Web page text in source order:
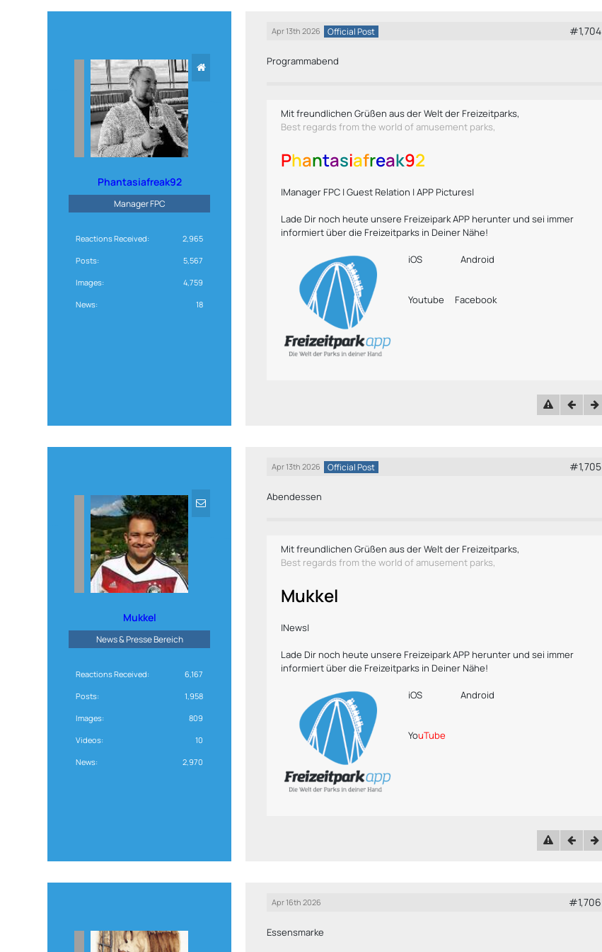
Phantasiafreak92
Manager FPC
Reactions Received 2,965
Posts 5,567
Images 4,759
News 18
Apr 13th 2026 Official Post #1,704
Programmabend
Mit freundlichen Grüßen aus der Welt der Freizeitparks,
Best regards from the world of amusement parks,
Phantasiafreak92
|Manager FPC | Guest Relation | APP Pictures|
Lade Dir noch heute unsere Freizeipark APP herunter und sei immer
informiert über die Freizeitparks in Deiner Nähe!
iOS Android
Youtube Facebook
Mukkel
News & Presse Bereich
Reactions Received 6,167
Posts 1,958
Images 809
Videos 10
News 2,970
Apr 13th 2026 Official Post #1,705
Abendessen
Mit freundlichen Grüßen aus der Welt der Freizeitparks,
Best regards from the world of amusement parks,
Mukkel
|News|
Lade Dir noch heute unsere Freizeipark APP herunter und sei immer
informiert über die Freizeitparks in Deiner Nähe!
iOS Android
YouTube
Apr 16th 2026 #1,706
Essensmarke